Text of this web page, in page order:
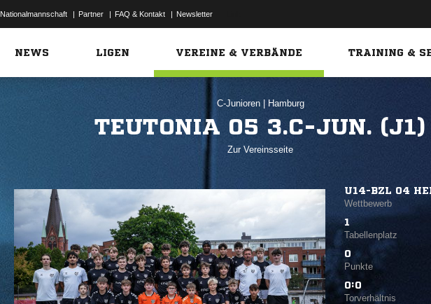
| Partner | FAQ & Kontakt | Newsletter
NEWS LIGEN VEREINE & VERBÄNDE TRAINING &
C-Junioren Hamburg
TEUTONIA 05 3.C-JUN. (J1)
Zur Vereinsseite
U14-BZL 04
Wettbewerb
1
Tabellenplatz
0
Punkte
0:0
Torverhältnis